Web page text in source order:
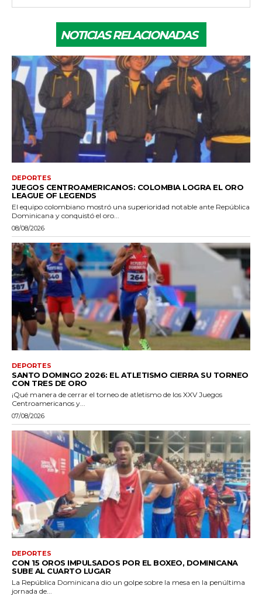
NOTICIAS RELACIONADAS
DEPORTES
JUEGOS CENTROAMERICANOS: COLOMBIA LOGRA EL ORO
LEAGUE OF LEGENDS
El equipo colombiano mostró una superioridad notable ante República
Dominicana y conquistó el oro...
08/08/2026
DEPORTES
SANTO DOMINGO 2026: EL ATLETISMO CIERRA SU TORNEO
CON TRES DE ORO
¡Qué manera de cerrar el torneo de atletismo de los XXV Juegos
Centroamericanos y...
07/08/2026
DEPORTES
CON 15 OROS IMPULSADOS POR EL BOXEO, DOMINICANA
SUBE AL CUARTO LUGAR
La República Dominicana dio un golpe sobre la mesa en la penúltima
jornada de...